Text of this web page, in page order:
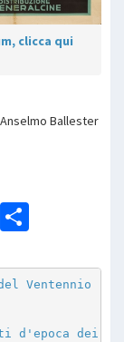
clicca qui
Ballester
WhatsApp
Ventennio
d'epoca dei